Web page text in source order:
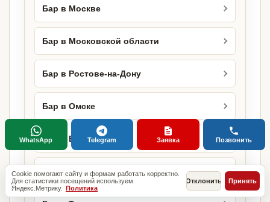
Бар в Москве
Бар в Московской области
Бар в Ростове-на-Дону
Бар в Омске
Бар в Воронеже
Бар в Перми
Cookie помогают сайту и формам работать корректно.
Для статистики посещений используем
Яндекс.Метрику. Политика
Отклонить Принять
WhatsApp Telegram Заявка Позвонить